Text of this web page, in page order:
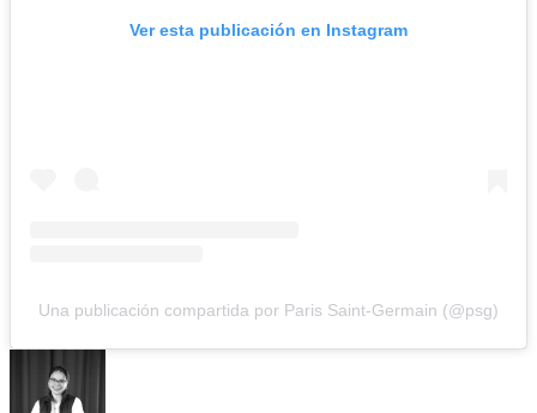
Ver esta publicación en Instagram
Una publicación compartida por Paris Saint-Germain (@psg)